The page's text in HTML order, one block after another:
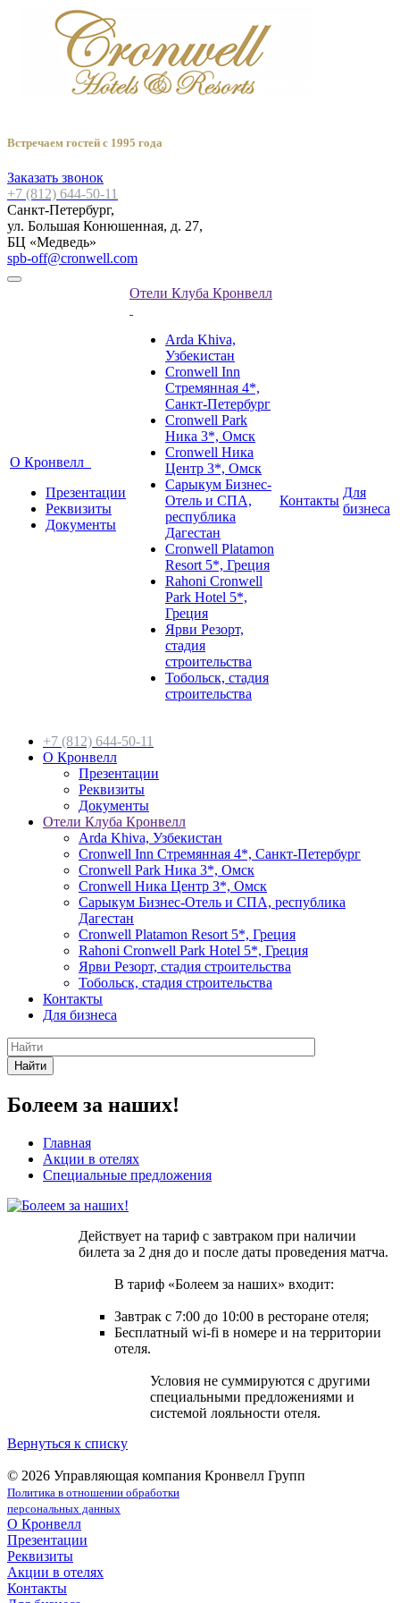
Встречаем гостей с 1995 года
Заказать звонок
+7 (812) 644-50-11
Санкт-Петербург,
ул. Большая Конюшенная, д. 27,
БЦ «Медведь»
spb-off@cronwell.com
О Кронвелл
Презентации
Реквизиты
Документы
Отели Клуба Кронвелл
Arda Khiva,
Узбекистан
Cronwell Inn
Стремянная 4*,
Санкт-Петербург
Cronwell Park
Ника 3*, Омск
Cronwell Ника
Центр 3*, Омск
Сарыкум Бизнес-
Отель и СПА,
республика
Дагестан
Cronwell Platamon
Resort 5*, Греция
Rahoni Cronwell
Park Hotel 5*,
Греция
Ярви Резорт,
стадия
строительства
Тобольск, стадия
строительства
Контакты
Для
бизнеса
+7 (812) 644-50-11
О Кронвелл
Презентации
Реквизиты
Документы
Отели Клуба Кронвелл
Arda Khiva, Узбекистан
Cronwell Inn Стремянная 4*, Санкт-Петербург
Cronwell Park Ника 3*, Омск
Cronwell Ника Центр 3*, Омск
Сарыкум Бизнес-Отель и СПА, республика
Дагестан
Cronwell Platamon Resort 5*, Греция
Rahoni Cronwell Park Hotel 5*, Греция
Ярви Резорт, стадия строительства
Тобольск, стадия строительства
Контакты
Для бизнеса
Найти
Болеем за наших!
Главная
Акции в отелях
Специальные предложения
Действует на тариф с завтраком при наличии
билета за 2 дня до и после даты проведения матча.
В тариф «Болеем за наших» входит:
Завтрак с 7:00 до 10:00 в ресторане отеля;
Бесплатный wi-fi в номере и на территории
отеля.
Условия не суммируются с другими
специальными предложениями и
системой лояльности отеля.
Вернуться к списку
© 2026 Управляющая компания Кронвелл Групп
Политика в отношении обработки
персональных данных
О Кронвелл
Презентации
Реквизиты
Акции в отелях
Контакты